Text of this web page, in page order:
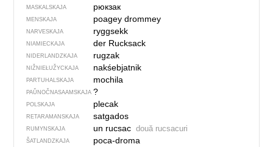
MASKALSKAJA рюкзак
MENSKAJA poagey drommey
NARVESKAJA ryggsekk
NIAMIECKAJA der Rucksack
NIDERLANDZKAJA rugzak
NIŽNIEŁUŽYCKAJA nakśebjatnik
PARTUHALSKAJA mochila
PAŬNOČ­NA­SA­AM­SKAJA?
POLSKAJA plecak
RETARAMANSKAJA satgados
RUMYNSKAJA un rucsac două rucsacuri
ŠATLANDZKAJA poca-droma